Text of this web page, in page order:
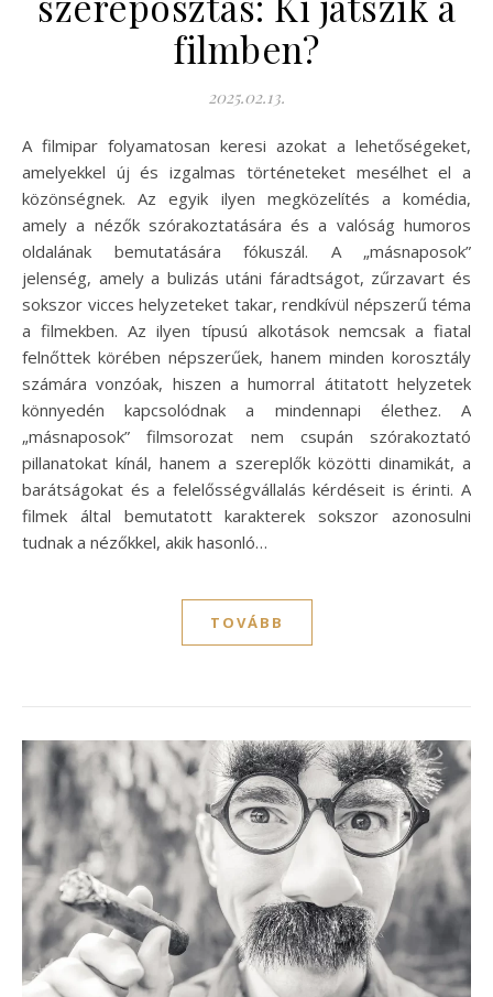
filmben?
2025.02.13.
A filmipar folyamatosan keresi azokat a lehetőségeket,
amelyekkel új és izgalmas történeteket mesélhet el a
közönségnek. Az egyik ilyen megközelítés a komédia,
amely a nézők szórakoztatására és a valóság humoros
oldalának bemutatására fókuszál. A „másnaposok”
jelenség, amely a bulizás utáni fáradtságot, zűrzavart és
sokszor vicces helyzeteket takar, rendkívül népszerű téma
a filmekben. Az ilyen típusú alkotások nemcsak a fiatal
felnőttek körében népszerűek, hanem minden korosztály
számára vonzóak, hiszen a humorral átitatott helyzetek
könnyedén kapcsolódnak a mindennapi élethez. A
„másnaposok” filmsorozat nem csupán szórakoztató
pillanatokat kínál, hanem a szereplők közötti dinamikát, a
barátságokat és a felelősségvállalás kérdéseit is érinti. A
filmek által bemutatott karakterek sokszor azonosulni
tudnak a nézőkkel, akik hasonló…
TOVÁBB